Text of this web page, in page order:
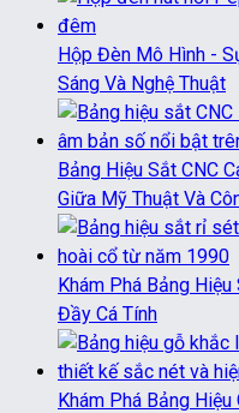
Hộp Đèn Mô Hình -
Sáng Và Nghệ Thuật
Bảng Hiệu Sắt CNC
Giữa Mỹ Thuật Và
Khám Phá Bảng
Đầy Cá Tính
Khám Phá Bảng